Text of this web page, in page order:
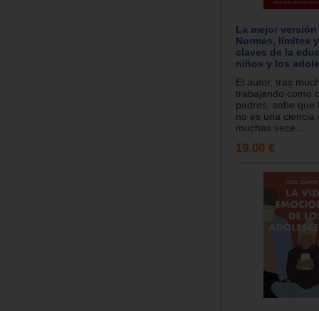
La mejor
Normas, límites
claves de la
niños y los
El autor, tras
trabajando como
padres, sabe que
no es una ciencia
muchas vece...
19.00 €